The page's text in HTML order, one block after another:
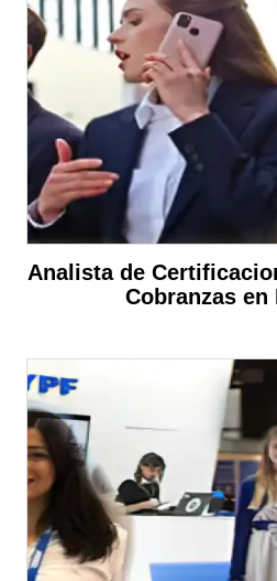
Analista de
Cobranzas en